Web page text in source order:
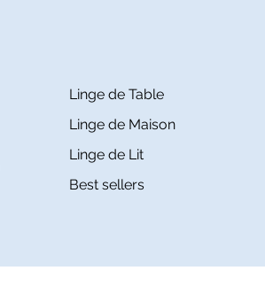
Linge de Table
Linge de Maison
Linge de Lit
Best sellers